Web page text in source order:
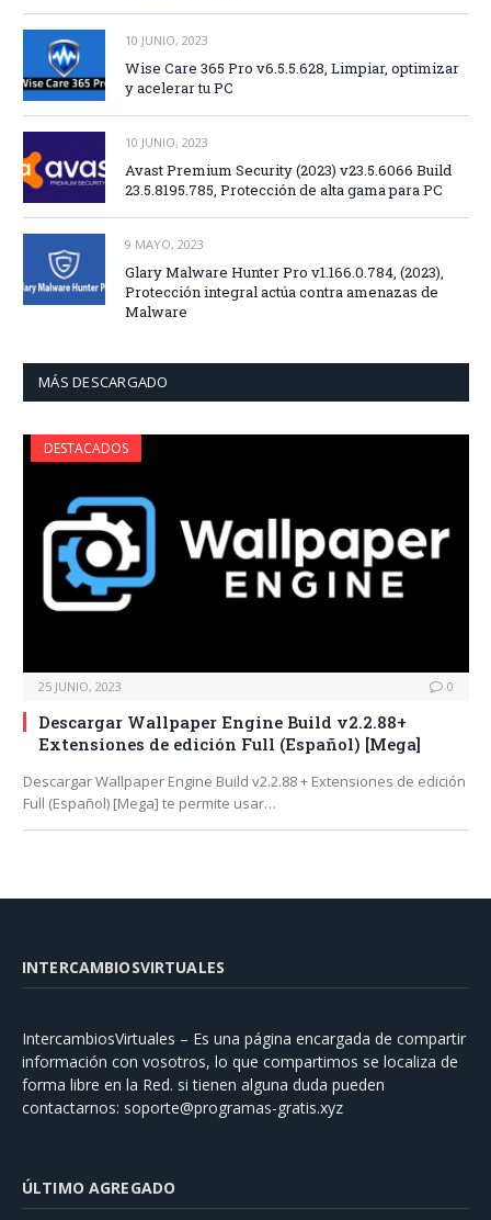
10 JUNIO, 2023
Wise Care 365 Pro v6.5.5.628, Limpiar, optimizar
y acelerar tu PC
10 JUNIO, 2023
Avast Premium Security (2023) v23.5.6066 Build
23.5.8195.785, Protección de alta gama para PC
9 MAYO, 2023
Glary Malware Hunter Pro v1.166.0.784, (2023),
Protección integral actúa contra amenazas de
Malware
MÁS DESCARGADO
DESTACADOS
25 JUNIO, 2023 0
Descargar Wallpaper Engine Build v2.2.88+
Extensiones de edición Full (Español) [Mega]
Descargar Wallpaper Engine Build v2.2.88 + Extensiones de edición
Full (Español) [Mega] te permite usar…
INTERCAMBIOSVIRTUALES
IntercambiosVirtuales – Es una página encargada de compartir
información con vosotros, lo que compartimos se localiza de
forma libre en la Red. si tienen alguna duda pueden
contactarnos: soporte@programas-gratis.xyz
ÚLTIMO AGREGADO